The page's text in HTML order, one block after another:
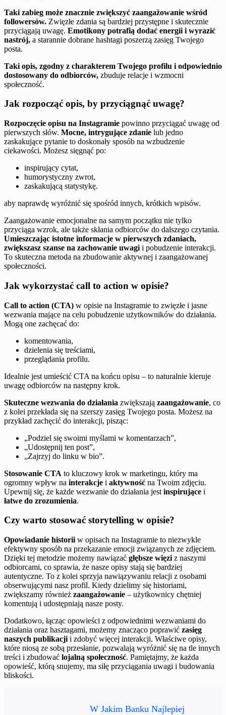
Taki zabieg może znacznie zwiększyć zaangażowanie wśród
followersów. Zwięzłe zdania są bardziej przystępne i skutecznie
przyciągają uwagę. Emotikony potrafią dodać energii i wyrazić
nastrój, a starannie dobrane hashtagi poszerzą zasięg Twojego
posta.
Taki opis, zgodny z charakterem Twojego profilu i odpowiednio
dostosowany do odbiorców, zbuduje relacje i wzmocni
społeczność.
Jak rozpocząć opis, by przyciągnąć uwagę?
Rozpoczęcie opisu na Instagramie powinno przyciągać uwagę od
pierwszych słów. Mocne, intrygujące zdanie lub jedno
zaskakujące pytanie to doskonały sposób na wzbudzenie
ciekawości. Możesz sięgnąć po:
inspirujący cytat,
humorystyczny zwrot,
zaskakującą statystykę.
aby naprawdę wyróżnić się spośród innych, krótkich wpisów.
Zaangażowanie emocjonalne na samym początku nie tylko
przyciąga wzrok, ale także skłania odbiorców do dalszego czytania.
Umieszczając istotne informacje w pierwszych zdaniach,
zwiększasz szanse na zachowanie uwagi i pobudzenie interakcji.
To skuteczna metoda na zbudowanie aktywnej i zaangażowanej
społeczności.
Jak wykorzystać call to action w opisie?
Call to action (CTA) w opisie na Instagramie to zwięzłe i jasne
wezwania mające na celu pobudzenie użytkowników do działania.
Mogą one zachęcać do:
komentowania,
dzielenia się treściami,
przeglądania profilu.
Idealnie jest umieścić CTA na końcu opisu – to naturalnie kieruje
uwagę odbiorców na następny krok.
Skuteczne wezwania do działania zwiększają zaangażowanie, co
z kolei przekłada się na szerszy zasięg Twojego posta. Możesz na
przykład zachęcić do interakcji, pisząc:
„Podziel się swoimi myślami w komentarzach”,
„Udostępnij ten post”,
„Zajrzyj do linku w bio”.
Stosowanie CTA to kluczowy krok w marketingu, który ma
ogromny wpływ na interakcje i aktywność na Twoim zdjęciu.
Upewnij się, że każde wezwanie do działania jest inspirujące i
łatwe do zrozumienia.
Czy warto stosować storytelling w opisie?
Opowiadanie historii w opisach na Instagramie to niezwykle
efektywny sposób na przekazanie emocji związanych ze zdjęciem.
Dzięki tej metodzie możemy nawiązać głębsze więzi z naszymi
odbiorcami, co sprawia, że nasze opisy stają się bardziej
autentyczne. To z kolei sprzyja nawiązywaniu relacji z osobami
obserwującymi nasz profil. Kiedy dzielimy się historiami,
zwiększamy również zaangażowanie – użytkownicy chętniej
komentują i udostępniają nasze posty.
Dodatkowo, łącząc opowieści z odpowiednimi wezwaniami do
działania oraz hasztagami, możemy znacząco poprawić zasięg
naszych publikacji i zdobyć więcej interakcji. Właściwe opisy,
które niosą ze sobą przesłanie, pozwalają wyróżnić się na tle innych
treści i zbudować lojalną społeczność. Pamiętajmy, że każda
opowieść, którą snujemy, ma siłę przyciągania uwagi i budowania
bliskości.
W Jakim Banku Najlepiej